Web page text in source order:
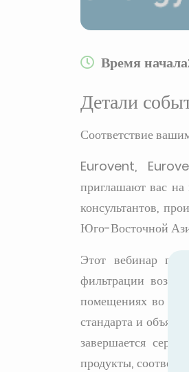
Время
Детали
Соответствие
Eurovent,
приглашают вас на
консультантов,
Юго-Восточной
Этот вебинар
фильтрации
помещениях во
стандарта и
завершается
продукты,